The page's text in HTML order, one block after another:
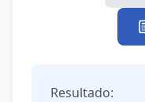
Resultado: